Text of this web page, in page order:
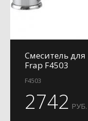
Смеситель для
Frap F4503
F4503
2742 РУБ.